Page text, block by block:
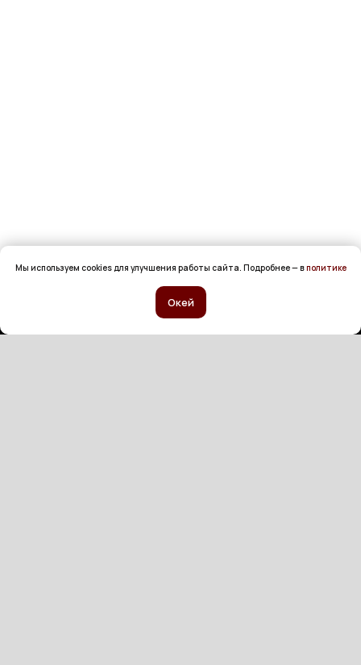
Мы используем cookies для улучшения работы сайта. Подробнее — вполитике
Окей